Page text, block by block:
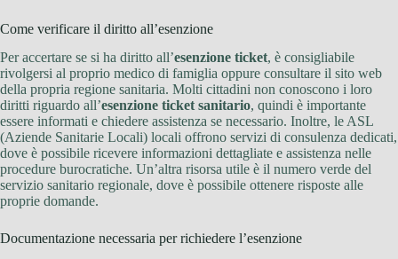
Come verificare il diritto all’esenzione
Per accertare se si ha diritto all’esenzione ticket, è consigliabile
rivolgersi al proprio medico di famiglia oppure consultare il sito web
della propria regione sanitaria. Molti cittadini non conoscono i loro
diritti riguardo all’esenzione ticket sanitario, quindi è importante
essere informati e chiedere assistenza se necessario. Inoltre, le ASL
(Aziende Sanitarie Locali) locali offrono servizi di consulenza dedicati,
dove è possibile ricevere informazioni dettagliate e assistenza nelle
procedure burocratiche. Un’altra risorsa utile è il numero verde del
servizio sanitario regionale, dove è possibile ottenere risposte alle
proprie domande.
Documentazione necessaria per richiedere l’esenzione